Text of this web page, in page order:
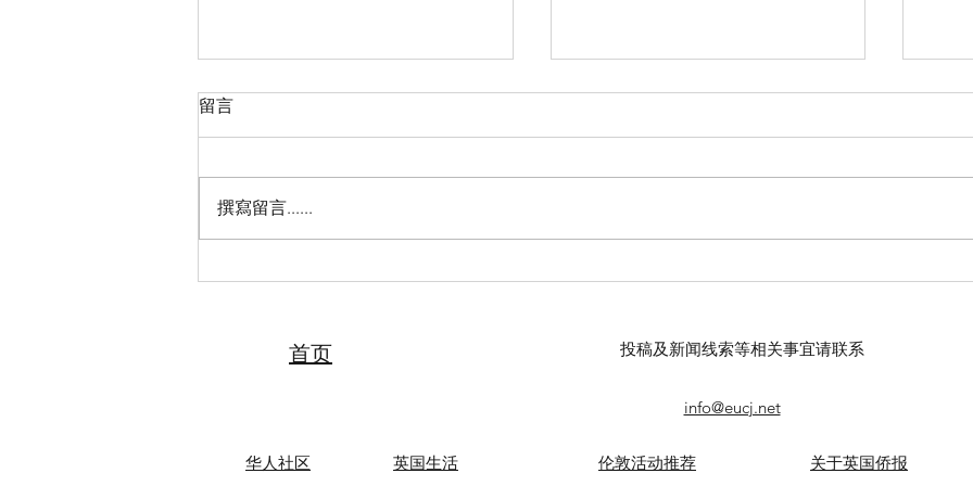
夏令营营员
留言
撰寫留言......
首页 投稿及新闻线索等相关事宜请联系
info@eucj.net
华人社区 英国生活​ 伦敦活动推荐 关于英国侨报